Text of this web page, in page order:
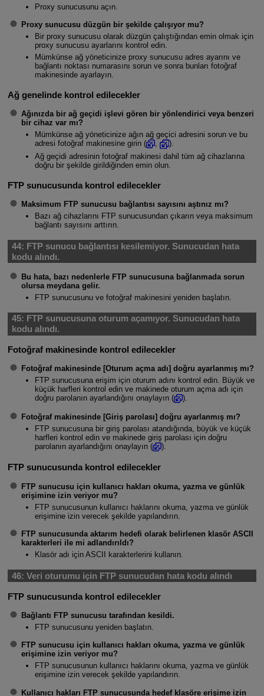
Proxy sunucusunu açın.
Proxy sunucusu düzgün bir şekilde çalışıyor mu?
Bir proxy sunucusu olarak düzgün çalıştığından emin olmak için
proxy sunucusu ayarlarını kontrol edin.
Mümkünse ağ yöneticinize proxy sunucusu adres ayarını ve
bağlantı noktası numarasını sorun ve sonra bunları fotoğraf
makinesinde ayarlayın.
Ağ genelinde kontrol edilecekler
Ağınızda bir ağ geçidi işlevi gören bir yönlendirici veya benzeri
bir cihaz var mı?
Mümkünse ağ yöneticinize ağın ağ geçici adresini sorun ve bu
adresi fotoğraf makinesine girin (
,
).
Ağ geçidi adresinin fotoğraf makinesi dahil tüm ağ cihazlarına
doğru bir şekilde girildiğinden emin olun.
FTP sunucusunda kontrol edilecekler
Maksimum FTP sunucusu bağlantısı sayısını aştınız mı?
Bazı ağ cihazlarını FTP sunucusundan çıkarın veya maksimum
bağlantı sayısını arttırın.
44: FTP sunucu bağlantısı kesilemiyor. Sunucudan hata
kodu alındı.
Bu hata, bazı nedenlerle FTP sunucusuna bağlanmada sorun
olursa meydana gelir.
FTP sunucusunu ve fotoğraf makinesini yeniden başlatın.
45: FTP sunucusuna oturum açamıyor. Sunucudan hata
kodu alındı.
Fotoğraf makinesinde kontrol edilecekler
Fotoğraf makinesinde [Oturum açma adı] doğru ayarlanmış mı?
FTP sunucusuna erişim için oturum adını kontrol edin. Büyük ve
küçük harfleri kontrol edin ve makinede oturum açma adı için
doğru parolanın ayarlandığını onaylayın (
).
Fotoğraf makinesinde [Giriş parolası] doğru ayarlanmış mı?
FTP sunucusuna bir giriş parolası atandığında, büyük ve küçük
harfleri kontrol edin ve makinede giriş parolası için doğru
parolanın ayarlandığını onaylayın (
).
FTP sunucusunda kontrol edilecekler
FTP sunucusu için kullanıcı hakları okuma, yazma ve günlük
erişimine izin veriyor mu?
FTP sunucusunun kullanıcı haklarını okuma, yazma ve günlük
erişimine izin verecek şekilde yapılandırın.
FTP sunucusunda aktarım hedefi olarak belirlenen klasör ASCII
karakterleri ile mi adlandırıldı?
Klasör adı için ASCII karakterlerini kullanın.
46:Veri oturumu için FTP sunucudan hata kodu alındı
FTP sunucusunda kontrol edilecekler
Bağlantı FTP sunucusu tarafından kesildi.
FTP sunucusunu yeniden başlatın.
FTP sunucusu için kullanıcı hakları okuma, yazma ve günlük
erişimine izin veriyor mu?
FTP sunucusunun kullanıcı haklarını okuma, yazma ve günlük
erişimine izin verecek şekilde yapılandırın.
Kullanıcı hakları FTP sunucusunda hedef klasöre erişime izin